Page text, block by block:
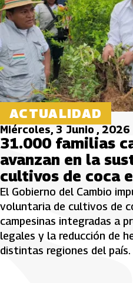
ACTUALIDAD
Miércoles, 3 Junio , 2026
31.000 familias
avanzan en la
cultivos de coca
El Gobierno del Cambio
voluntaria de cultivos de
campesinas integradas a
legales y la reducción de
distintas regiones del país.